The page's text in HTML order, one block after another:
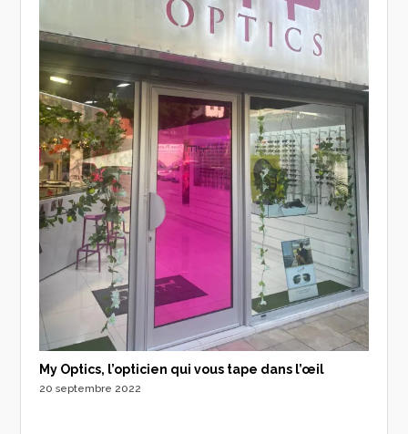
My Optics, l’opticien qui vous tape dans l’œil
20 septembre 2022